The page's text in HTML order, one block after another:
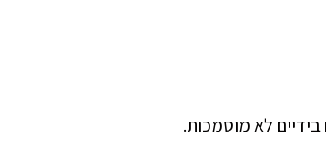
לא מוסמכות.